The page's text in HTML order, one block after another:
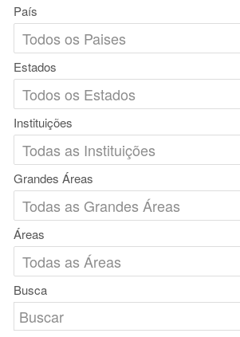
País
Estados
Instituições
Grandes Áreas
Áreas
Busca